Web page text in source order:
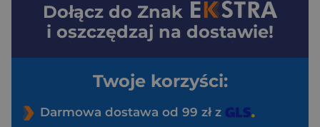
Dołącz do Znak
i oszczędzaj na dostawie!
Twoje korzyści:
Darmowa dostawa od 99 zł z